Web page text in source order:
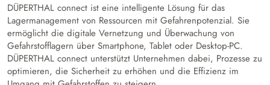
DÜPERTHAL connect ist eine intelligente Lösung für das
Lagermanagement von Ressourcen mit Gefahrenpotenzial. Sie
ermöglicht die digitale Vernetzung und Überwachung von
Gefahrstofflagern über Smartphone, Tablet oder Desktop-PC.
DÜPERTHAL connect unterstützt Unternehmen dabei, Prozesse zu
optimieren, die Sicherheit zu erhöhen und die Effizienz im